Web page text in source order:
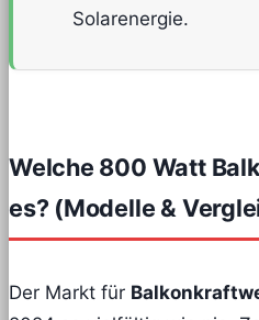
Solarenergie.
Welche 800 Watt
es? (Modelle &
Der Markt für